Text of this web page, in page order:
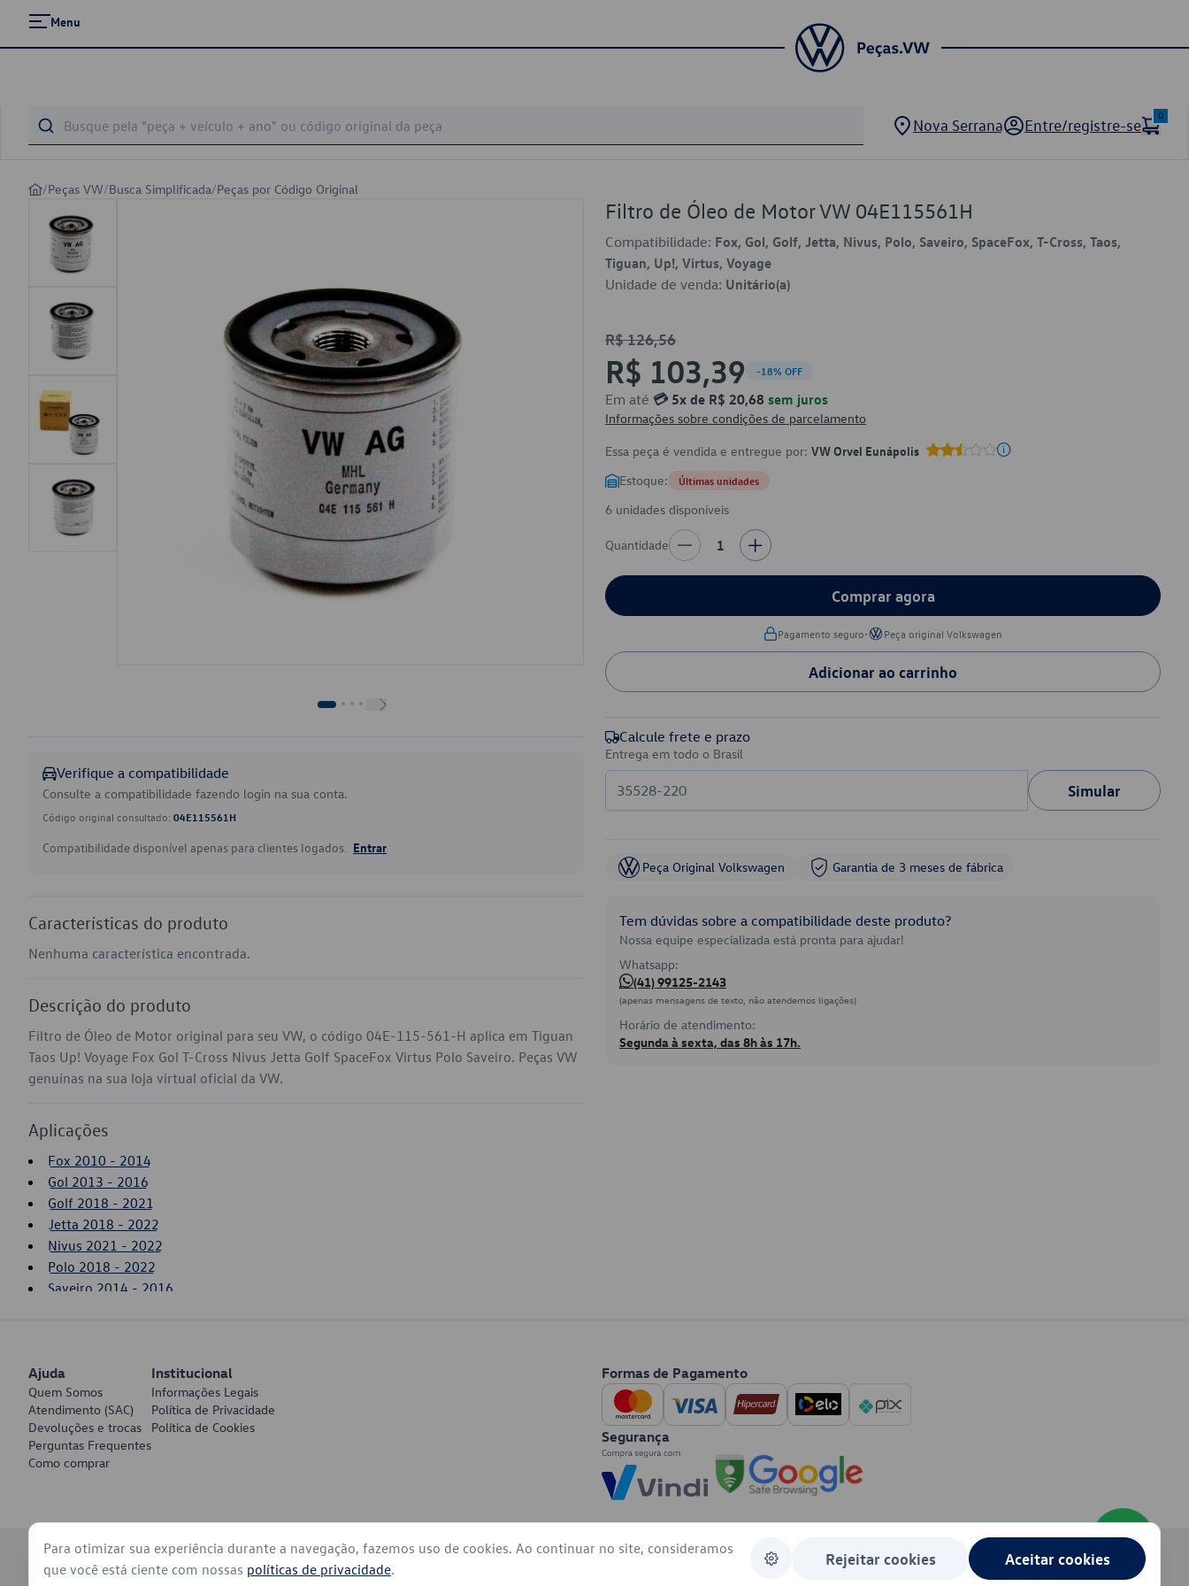
Menu
Nova Serrana Entre/registre-se
0
/Peças VW/Busca Simplificada/Peças por Código Original
Verifique a compatibilidade
Consulte a compatibilidade fazendo login na sua conta.
Código original consultado: 04E115561H
Compatibilidade disponível apenas para clientes logados. Entrar
Características do produto
Nenhuma característica encontrada.
Descrição do produto
Filtro de Óleo de Motor original para seu VW, o código 04E-115-561-H aplica em Tiguan
Taos Up! Voyage Fox Gol T-Cross Nivus Jetta Golf SpaceFox Virtus Polo Saveiro. Peças VW
genuínas na sua loja virtual oficial da VW.
Aplicações
Fox 2010 - 2014
Gol 2013 - 2016
Golf 2018 - 2021
Jetta 2018 - 2022
Nivus 2021 - 2022
Polo 2018 - 2022
Saveiro 2014 - 2016
Tiguan 2012 - 2018
Up! 2014 - 2017
Virtus 2018 - 2022
Voyage 2017 - 2022
Filtro de Óleo de Motor VW 04E115561H
Compatibilidade: Fox, Gol, Golf, Jetta, Nivus, Polo, Saveiro, SpaceFox, T-Cross, Taos,
Tiguan, Up!, Virtus, Voyage
Unidade de venda: Unitário(a)
R$ 126,56
R$ 103,39 -18% OFF
Em até 💳 5x de R$ 20,68 sem juros
Informações sobre condições de parcelamento
Essa peça é vendida e entregue por: VW Orvel Eunápolis
Estoque: Últimas unidades
6 unidades disponíveis
Quantidade 1
Comprar agora
Pagamento seguro• Peça original Volkswagen
Adicionar ao carrinho
Calcule frete e prazo
Entrega em todo o Brasil
Simular
Peça Original Volkswagen Garantia de 3 meses de fábrica
Tem dúvidas sobre a compatibilidade deste produto?
Nossa equipe especializada está pronta para ajudar!
Whatsapp:
(41) 99125-2143
(apenas mensagens de texto, não atendemos ligações)
Horário de atendimento:
Segunda à sexta, das 8h às 17h.
Ajuda
Quem Somos
Atendimento (SAC)
Devoluções e trocas
Perguntas Frequentes
Como comprar
Institucional
Informações Legais
Política de Privacidade
Política de Cookies
Formas de Pagamento
Segurança
© 2026 - Volkswagen do Brasil - Todos os direitos reservados
Para otimizar sua experiência durante a navegação, fazemos uso de cookies. Ao continuar no site, consideramos
que você está ciente com nossas políticas de privacidade.
Rejeitar cookies Aceitar cookies